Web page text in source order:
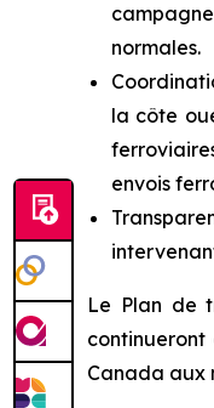
normales.
la côte
envois
Le Plan de
Canada aux